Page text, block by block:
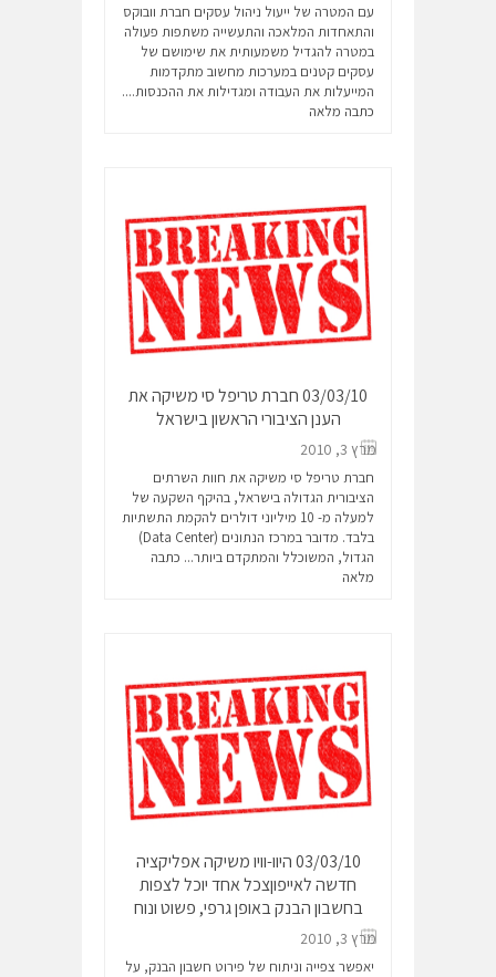
עם המטרה של ייעול ניהול עסקים חברת וובוקס
והתאחדות המלאכה והתעשייה משתפות פעולה
במטרה להגדיל משמעותית את שימושם של
עסקים קטנים במערכות מחשוב מתקדמות
המייעלות את העבודה ומגדילות את ההכנסות....
כתבה מלאה
03/03/10 חברת טריפל סי משיקה את
הענן הציבורי הראשון בישראל
מרץ 3, 2010
חברת טריפל סי משיקה את חוות השרתים
הציבורית הגדולה בישראל, בהיקף השקעה של
למעלה מ- 10 מיליוני דולרים להקמת התשתיות
בלבד. מדובר במרכז הנתונים (Data Center)
הגדול, המשוכלל והמתקדם ביותר... כתבה
מלאה
03/03/10 היוו-וויו משיקה אפליקציה
חדשה לאייפוןצכל אחד יוכל לצפות
בחשבון הבנק באופן גרפי, פשוט ונוח
מרץ 3, 2010
יאפשר צפייה וניתוח של פירוט חשבון הבנק, על